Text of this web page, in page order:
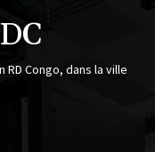
RD Congo, dans la ville